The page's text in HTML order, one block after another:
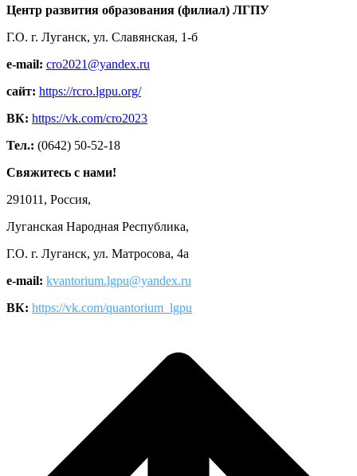
Центр развития образования (филиал) ЛГПУ
Г.О. г. Луганск, ул. Славянская, 1-б
e-mail: cro2021@yandex.ru
сайт: https://rcro.lgpu.org/
ВК: https://vk.com/cro2023
Тел.: (0642) 50-52-18
Свяжитесь с нами!
291011, Россия,
Луганская Народная Республика,
Г.О. г. Луганск, ул. Матросова, 4а
e-mail: kvantorium.lgpu@yandex.ru
ВК: https://vk.com/quantorium_lgpu